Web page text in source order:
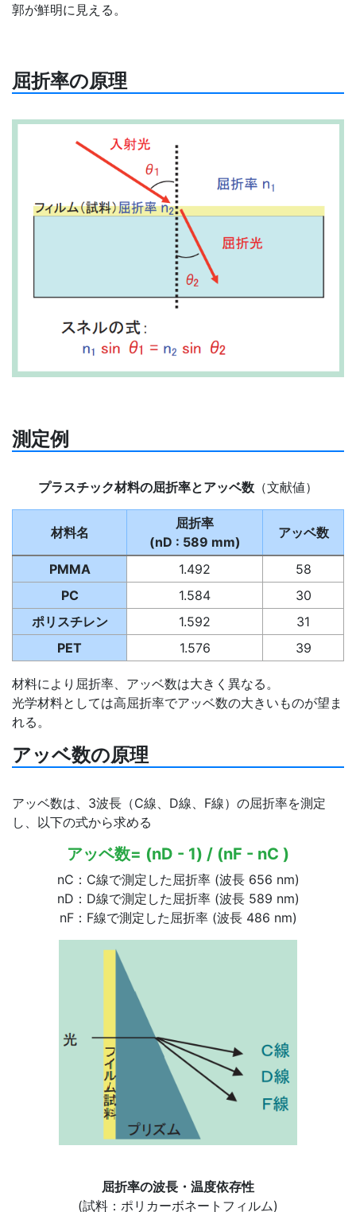
郭が鮮明に見える。
屈折率の原理
測定例
プラスチック材料の屈折率とアッベ数 （文献値）
材料名
屈折率
(nD : 589 mm)
アッベ数
PMMA 1.492
58
PC
1.584
30
ポリスチレン
1.592
31
PET
1.576 39
材料により屈折率、アッベ数は大きく異なる。
光学材料としては高屈折率でアッベ数の大きいものが望ま
れる。
アッベ数の原理
アッベ数は、3波長（C線、D線、F線）の屈折率を測定
し、以下の式から求める
アッベ数= (nD - 1) / (nF - nC )
nC：C線で測定した屈折率 (波長 656 nm)
nD：D線で測定した屈折率 (波長 589 nm)
nF：F線で測定した屈折率 (波長 486 nm)
屈折率の波長・温度依存性
(試料：ポリカーボネートフィルム)